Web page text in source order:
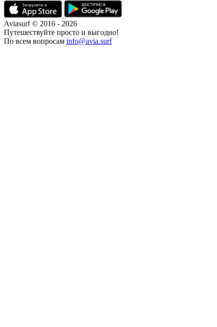
Aviasurf © 2016 - 2026
Путешествуйте просто и выгодно!
По всем вопросам info@avia.surf